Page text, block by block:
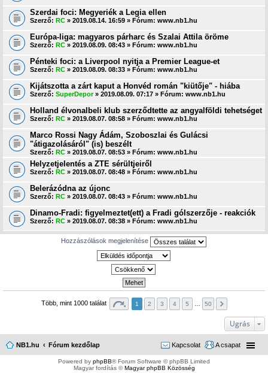
Szerdai foci: Megyeriék a Legia ellen
Szerző: RC » 2019.08.14. 16:59 » Fórum: www.nb1.hu
Európa-liga: magyaros párharc és Szalai Attila öröme
Szerző: RC » 2019.08.09. 08:43 » Fórum: www.nb1.hu
Pénteki foci: a Liverpool nyitja a Premier League-et
Szerző: RC » 2019.08.09. 08:33 » Fórum: www.nb1.hu
Kijátszotta a zárt kaput a Honvéd román "kiütője" - hiába
Szerző: SuperDepor» 2019.08.09. 07:17 » Fórum: www.nb1.hu
Holland élvonalbeli klub szerződtette az angyalföldi tehetséget
Szerző: RC » 2019.08.07. 08:58 » Fórum: www.nb1.hu
Marco Rossi Nagy Ádám, Szoboszlai és Gulácsi
"átigazolásáról" (is) beszélt
Szerző: RC » 2019.08.07. 08:53 » Fórum: www.nb1.hu
Helyzetjelentés a ZTE sérültjeiről
Szerző: RC » 2019.08.07. 08:48 » Fórum: www.nb1.hu
Belerázódna az újonc
Szerző: RC » 2019.08.07. 08:43 » Fórum: www.nb1.hu
Dinamo-Fradi: figyelmeztet(ett) a Fradi gólszerzője - reakciók
Szerző: RC » 2019.08.07. 08:38 » Fórum: www.nb1.hu
Hozzászólások megjelenítése
Több, mint 1000 találat 1 2 3 4 5 50
Ugrás
NB1.hu Fórum kezdőlap A csapat
Kapcsolat
Powered by phpBB® Forum Software © phpBB Limited
Magyar fordítás ©Magyar phpBB Közösség